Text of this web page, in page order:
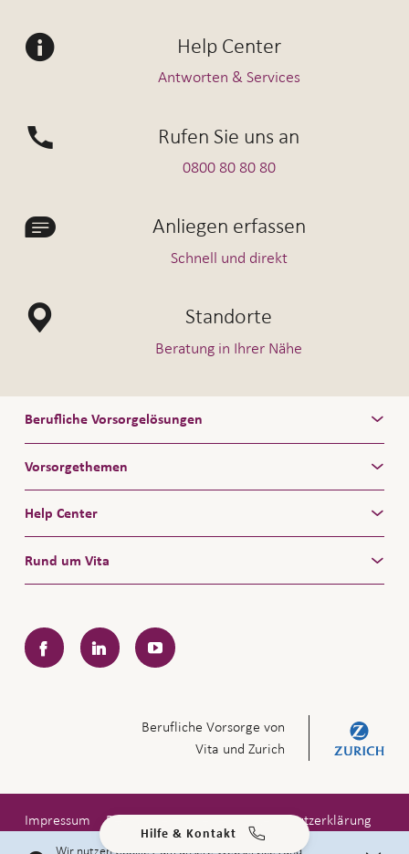
Help Center
Antworten & Services
Rufen Sie uns an
0800 80 80 80
Anliegen erfassen
Schnell und direkt
Standorte
Beratung in Ihrer Nähe
Wir nutzen Cookies, um unsere Webservices und
Berufliche Vorsorgelösungen
Vorsorgethemen
Help Center
Rund um Vita
FacebookLinkedInYouTube
Berufliche Vorsorge von
Vita und Zurich
Impressum Rechtliche Hinweise
Datenschutzerklärung
Copyright © 2026 Zürich Versicherungs-Gesellschaft AG
Hilfe & Kontakt